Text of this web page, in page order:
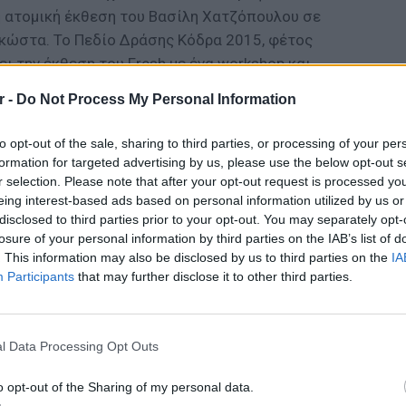
- Do Not Process My Personal Information
opt-out of the sale, sharing to third parties, or processing of your
for targeted advertising by us, please use the below opt-out
selection. Please note that after your opt-out request is processed
interest-based ads based on personal information utilized by us
to third parties prior to your opt-out. You may separately
of your personal information by third parties on the IAB’s list of
This information may also be disclosed by us to third parties on the
Participants that may further disclose it to other third parties.
Data Processing Opt Outs
opt-out of the Sharing of my personal data.
Πέρεζ
μετά
ατομική έκθεση του Βασίλη Χατζόπουλου σε
Το Πεδίο Δράσης Κόδρα 2015, φέτος
την έκθεση του Fresh με ένα workshop και
Ανθής Αργυρίου, που θα εστιάσουν στην
αντίστοιχα και θα διεξαχθούν
Το workshop
“Reconstructing the Framed
είναι ένα 3-ήμερο εντατικό
26 Ιουνίου) για εικαστικούς,
με τηνΧρυσάνθη Μπαδέκα (freelance
designer)και θα διεξαχθεί στο θεατράκι
το λάθος…» (23 Ιουνίου, 11:00 -
Καλλέ(Εικαστικός - Υποψήφια διδάκτορας
τεχνών του ΑΠΘ) θα
του λάθους και δόμησης νέων
πραγματοποιηθεί στο Διοικητήριο
στο